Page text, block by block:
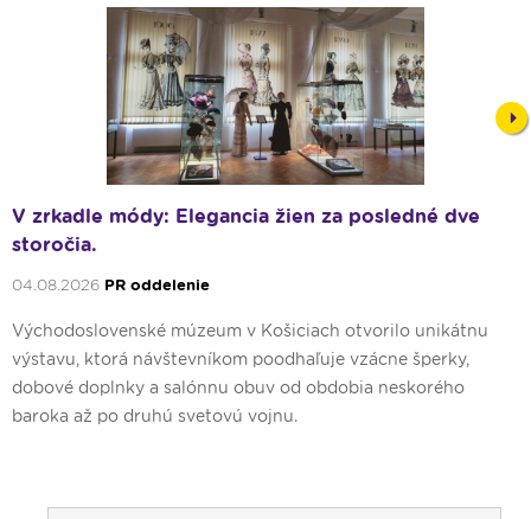
V zrkadle módy: Elegancia žien za posledné dve
storočia.
04.08.2026 PR oddelenie
Východoslovenské múzeum v Košiciach otvorilo unikátnu
výstavu, ktorá návštevníkom poodhaľuje vzácne šperky,
dobové doplnky a salónnu obuv od obdobia neskorého
baroka až po druhú svetovú vojnu.